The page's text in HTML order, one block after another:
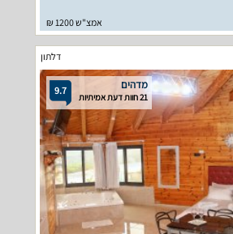
אמצ"ש 1200 ₪
דלתון
9.7 מדהים
21 חוות דעת אמיתיות